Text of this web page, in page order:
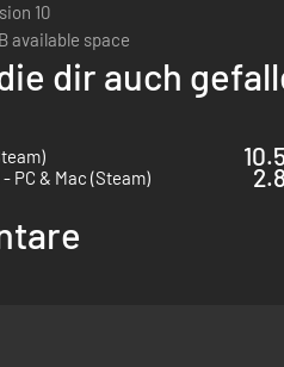
der Trankherstellung
Tränke auf. Mahle die Zutaten
zu deinem ersten Trank! War es
10
available space
dir auch
PC & Mac (Steam)